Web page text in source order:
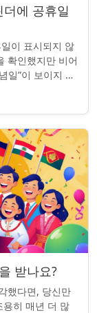
에 공휴일
이 표시되지 않
확인했지만 비어
일”이 보이지 않
받나요?
했다면, 당신만
용히 매년 더 많